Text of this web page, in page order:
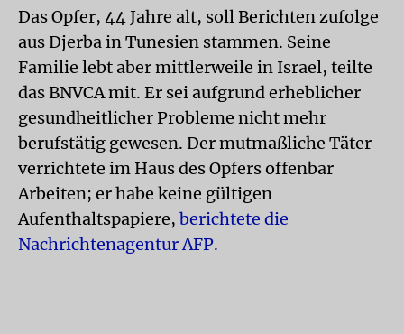
Das Opfer, 44 Jahre alt, soll Berichten zufolge
aus Djerba in Tunesien stammen. Seine
Familie lebt aber mittlerweile in Israel, teilte
das BNVCA mit. Er sei aufgrund erheblicher
gesundheitlicher Probleme nicht mehr
berufstätig gewesen. Der mutmaßliche Täter
verrichtete im Haus des Opfers offenbar
Arbeiten; er habe keine gültigen
Aufenthaltspapiere, berichtete die
Nachrichtenagentur AFP.